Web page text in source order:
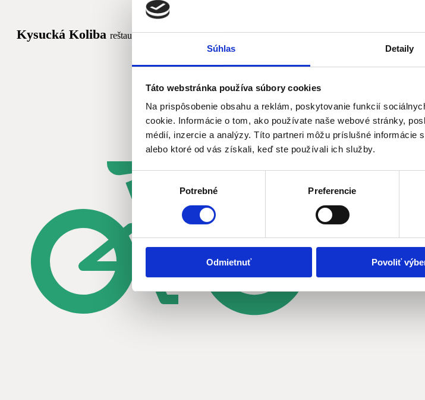
Súhlas Detaily
Táto webstránka používa súbory cookies
Na prispôsobenie obsahu a reklám, poskytovanie funkcií
cookie. Informácie o tom, ako používate naše webové stránky,
médií, inzercie a analýzy. Títo partneri môžu príslušné
alebo ktoré od vás získali, keď ste používali ich služby.
Výber
Potrebné Preferencie
Odmietnuť Povoliť
Kysucká Koliba reštaurácia, biliard, bowling 850 m, 10 min. pešo